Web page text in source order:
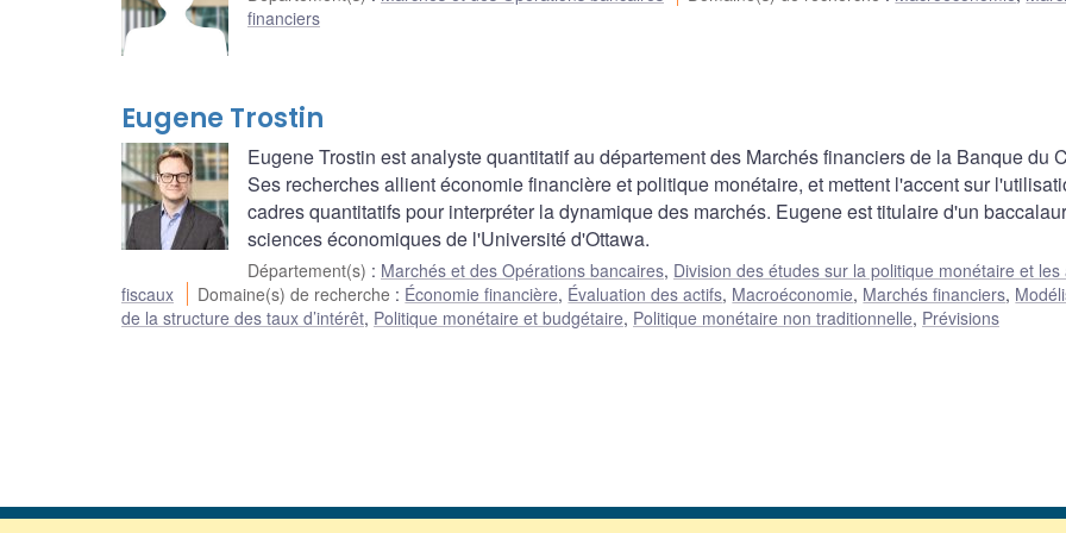
financiers
Eugene Trostin
Eugene Trostin est analyste quantitatif au département des Marchés financiers de la Banque du
Ses recherches allient économie financière et politique monétaire, et mettent l'accent sur
cadres quantitatifs pour interpréter la dynamique des marchés. Eugene est titulaire d'un
sciences économiques de l'Université d'Ottawa.
Département(s) : Marchés et des Opérations bancaires, Division des études sur la politique monétaire et les
fiscaux
Domaine(s) de recherche : Économie financière, Évaluation des actifs, Macroéconomie, Marchés financiers,
de la structure des taux d’intérêt, Politique monétaire et budgétaire, Politique monétaire non traditionnelle, Prévisions